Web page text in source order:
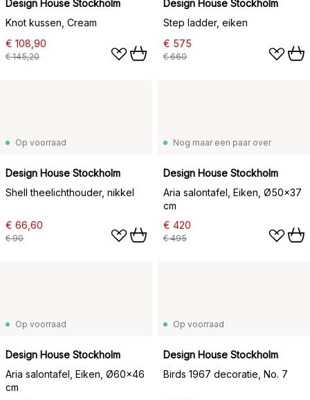
Design House Stockholm
Knot kussen, Cream
€ 108,90
€ 145,20
Design House Stockholm
Step ladder, eiken
€ 575
€ 660
Op voorraad
Design House Stockholm
Shell theelichthouder, nikkel
€ 66,60
€ 90
Nog maar een paar over
Design House Stockholm
Aria salontafel, Eiken, Ø50x37
cm
€ 420
€ 495
Op voorraad
Design House Stockholm
Aria salontafel, Eiken, Ø60x46
cm
Op voorraad
Design House Stockholm
Birds 1967 decoratie, No. 7